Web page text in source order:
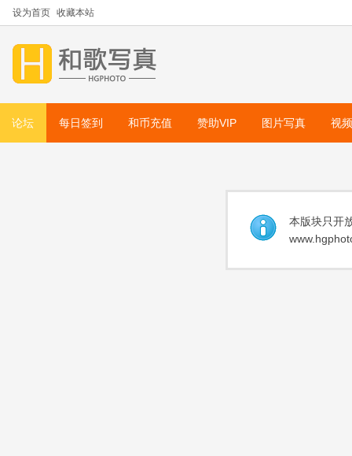
设为首页 收藏本站
论坛 每日签到 和币充值 赞助VIP 图片写真 视
本版块只开